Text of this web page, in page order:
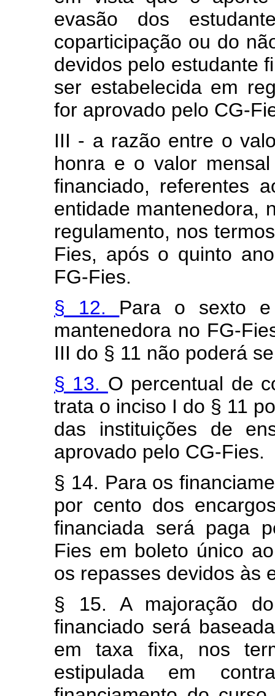
evasão dos
coparticipação ou do
devidos pelo estudante
ser estabelecida em
for aprovado pelo CG-
III - a razão entre o
honra e o valor
financiado, referentes
entidade mantenedora,
regulamento, nos
Fies, após o quinto
FG-Fies.
§ 12. Para o sexto
mantenedora no FG-
III do § 11 não poderá
§ 13. O percentual de
trata o inciso I do § 11
das instituições de
aprovado pelo CG-Fies.
§ 14. Para os
por cento dos
financiada será paga
Fies em boleto único
os repasses devidos às
§ 15. A majoração
financiado será
em taxa fixa, nos
estipulada em